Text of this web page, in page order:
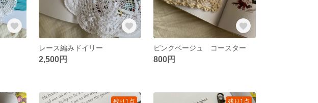
レース編みドイリー
2,500円
ピンクベージュ コースター
800円
残り1点 残り1点